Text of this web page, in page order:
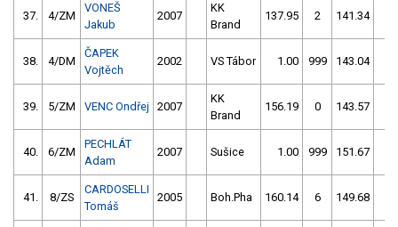
37. 4/ZM
VONEŠ
Jakub
2007
KK
Brand
137.95 2 141.34
38. 4/DM
ČAPEK
Vojtěch
2002 VS Tábor 1.00 999 143.04
39. 5/ZM VENC Ondřej 2007
KK
Brand
156.19 0 143.57
40. 6/ZM
PECHLÁT
Adam
2007 Sušice 1.00 999 151.67
41. 8/ZS
CARDOSELLI
Tomáš
2005 Boh.Pha 160.14 6 149.68